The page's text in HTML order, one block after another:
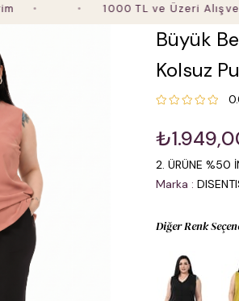
1000 TL ve Üzeri Alışverişte
Büyük
Kolsuz
2. ÜRÜNE %50
Marka :
Diğer Renk